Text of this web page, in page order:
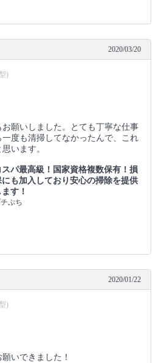
2020/03/20
)
願いしました。とても丁寧な仕事
度も清掃してなかったんで、これ
います。
スパ最高級！国家資格複数保有！損
にも加入しており安心の掃除を提供
ます！
ぷち
2020/01/22
)
いできました！